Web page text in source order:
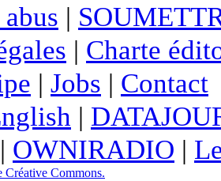
|
| Charte
| Jobs | Contact
|
| OWNIRADIO |
Créative Commons.